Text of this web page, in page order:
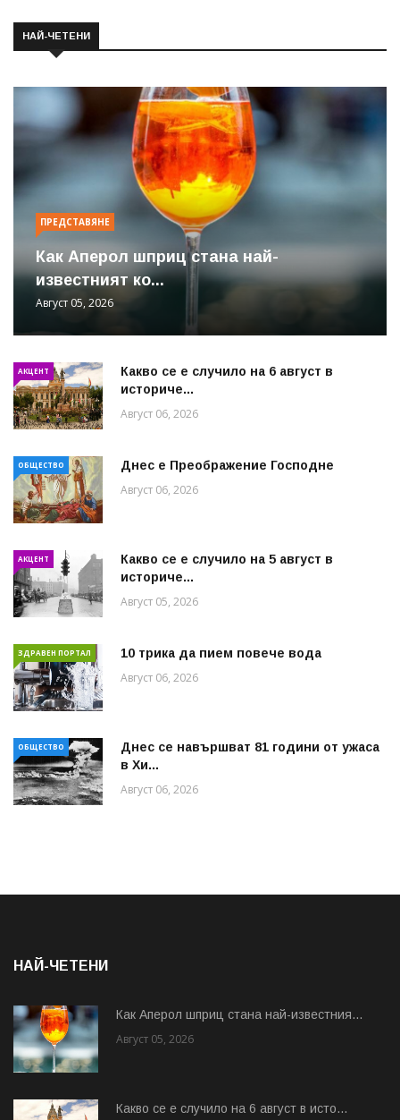
НАЙ-ЧЕТЕНИ
ПРЕДСТАВЯНЕ
Как Аперол шприц стана най-
известният ко...
Август 05, 2026
АКЦЕНТ
Какво се е случило на 6 август в
историче...
Август 06, 2026
ОБЩЕСТВО Днес е Преображение Господне
Август 06, 2026
АКЦЕНТ
Какво се е случило на 5 август в
историче...
Август 05, 2026
ЗДРАВЕН ПОРТАЛ 10 трика да пием повече вода
Август 06, 2026
ОБЩЕСТВО
Днес се навършват 81 години от ужаса
в Хи...
Август 06, 2026
НАЙ-ЧЕТЕНИ
Как Аперол шприц стана най-известния...
Август 05, 2026
Какво се е случило на 6 август в исто...